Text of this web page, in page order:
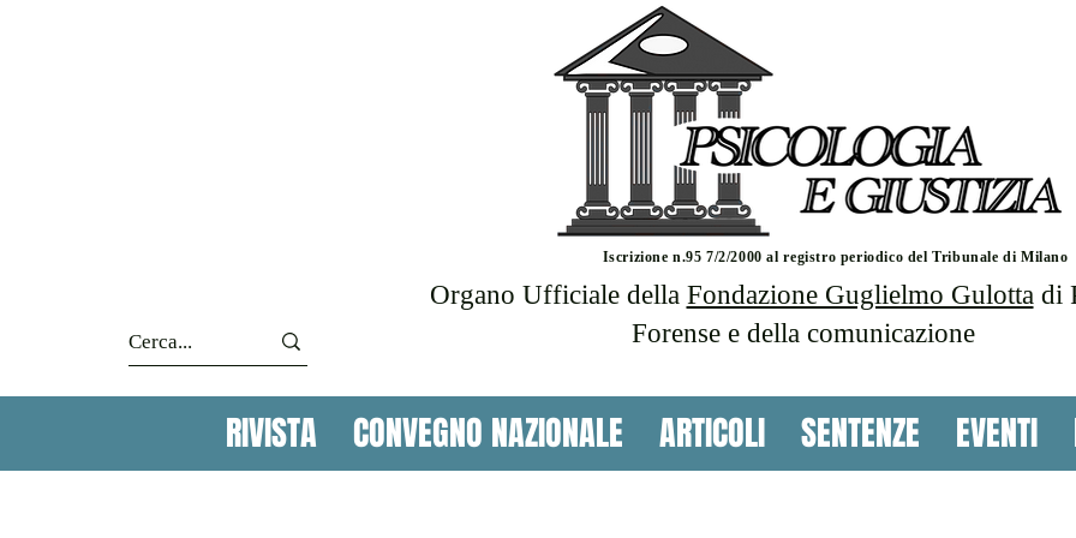
Iscrizione n.95 7/2/2000 al registro periodico del Tribunale di Milano
Organo Ufficiale della Fondazione Guglielmo Gulottadi
Forense e della comunicazione
RIVISTA CONVEGNO NAZIONALE ARTICOLI SENTENZE EVENTI